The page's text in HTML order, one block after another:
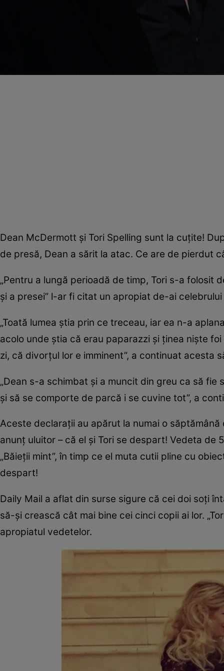
Dean McDermott și Tori Spelling sunt la cuțite!
de presă, Dean a sărit la atac. Ce are de pierdut
„Pentru a lungă perioadă de timp, Tori s-a folosit
și a presei” l-ar fi citat un apropiat de-ai
„Toată lumea știa prin ce treceau, iar ea n-a
acolo unde știa că erau paparazzi și ținea niște
zi, că divorțul lor e imminent”, a continuat acesta
„Dean s-a schimbat și a muncit din greu ca să
și să se comporte de parcă i se cuvine tot”, a
Aceste declarații au apărut la numai o
anunț uluitor – că el și Tori se despart! Vedeta
„Băieții mint”, în timp ce el muta cutii pline cu
despart!
Daily Mail a aflat din surse sigure că cei doi soți
să-și crească cât mai bine cei cinci copii ai lor.
apropiatul vedetelor.